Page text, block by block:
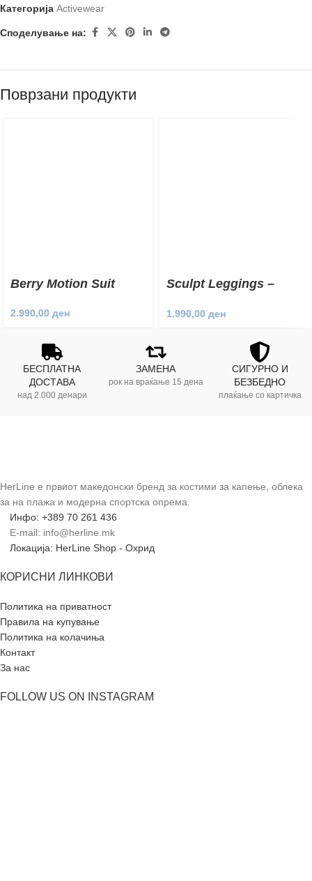
Категорија Аctivewear
Споделување на:
Поврзани продукти
Berry Motion Suit
2.990,00 ден
Sculpt Leggings –
1.990,00 ден
БЕСПЛАТНА
ДОСТАВА
над 2.000 денари
ЗАМЕНА
рок на враќање 15 дена
СИГУРНО И
БЕЗБЕДНО
плаќање со картичка
HerLine е првиот македонски бренд за костими за капење, облека
за на плажа и модерна спортска опрема.
Инфо: +389 70 261 436
E-mail: info@herline.mk
Локација: HerLine Shop - Охрид
КОРИСНИ ЛИНКОВИ
Политика на приватност
Правила на купување
Политика на колачиња
Контакт
За нас
FOLLOW US ON INSTAGRAM